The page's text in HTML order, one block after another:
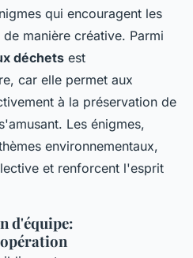
qui encouragent les
manière créative. Parmi
déchets est
car elle permet aux
à la préservation de
Les énigmes,
environnementaux,
et renforcent l'esprit
d'équipe: